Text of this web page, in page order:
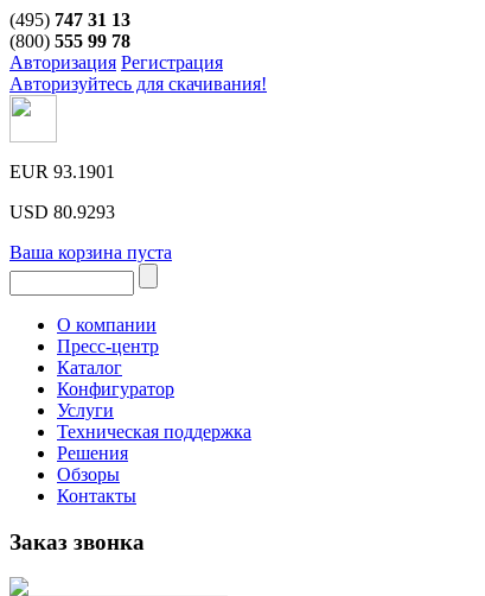
(495) 747 31 13
(800) 555 99 78
Авторизация Регистрация
Авторизуйтесь для скачивания!
EUR 93.1901
USD 80.9293
Ваша корзина пуста
О компании
Пресс-центр
Каталог
Конфигуратор
Услуги
Техническая поддержка
Решения
Обзоры
Контакты
Заказ звонка